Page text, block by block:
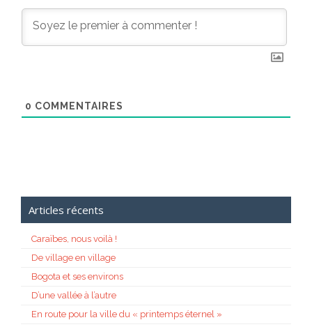
0 COMMENTAIRES
Articles récents
Caraïbes, nous voilà !
De village en village
Bogota et ses environs
D’une vallée à l’autre
En route pour la ville du « printemps éternel »